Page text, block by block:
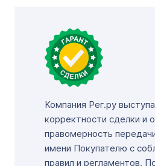
Компания Рег.ру
корректности сделки и
правомерность
имени Покупателю с
правил и регламентов.